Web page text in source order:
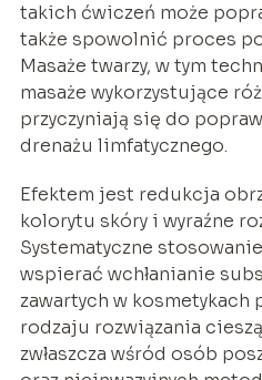
takich ćwiczeń może
także spowolnić proces
Masaże twarzy, w tym
masaże wykorzystujące
przyczyniają się do
drenażu limfatycznego.
Efektem jest redukcja
kolorytu skóry i wyraźne
Systematyczne
wspierać wchłanianie
zawartych w kosmetykach
rodzaju rozwiązania
zwłaszcza wśród osób